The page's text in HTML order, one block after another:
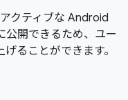
クティブな Android
公開できるため、ユー
ることができます。